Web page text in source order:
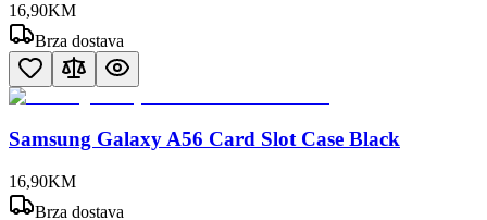
16,90KM
Brza dostava
Samsung Galaxy A56 Card Slot Case Black
16,90KM
Brza dostava